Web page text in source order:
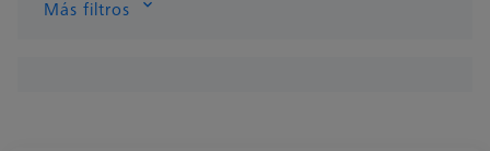
Más filtros